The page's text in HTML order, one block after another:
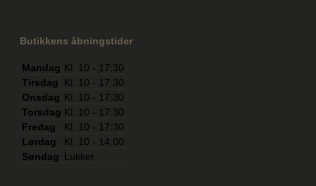
Butikkens åbningstider
Mandag Kl. 10 - 17:30
Tirsdag
Kl. 10 - 17:30
Onsdag Kl. 10 - 17:30
Torsdag Kl. 10 - 17:30
Fredag
Kl. 10 - 17:30
Lørdag
Kl. 10 - 14:00
Søndag
Lukket